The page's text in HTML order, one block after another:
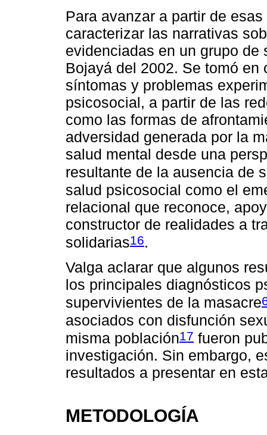
Para avanzar a partir de
caracterizar las narrativas
evidenciadas en un grupo
Bojayá del 2002. Se tomó
síntomas y problemas
psicosocial, a partir de las
como las formas de
adversidad generada por la
salud mental desde una
resultante de la ausencia de
salud psicosocial como el
relacional que reconoce,
constructor de realidades a
solidarias16.
Valga aclarar que algunos
los principales diagnósticos
supervivientes de la masacre
asociados con disfunción
misma población17 fueron
investigación. Sin embargo,
resultados a presentar en
METODOLOGÍA